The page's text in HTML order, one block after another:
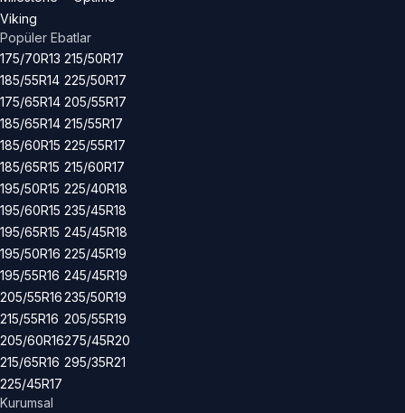
Viking
Popüler Ebatlar
175/70R13
185/55R14
175/65R14
185/65R14
185/60R15
185/65R15
195/50R15
195/60R15
195/65R15
195/50R16
195/55R16
205/55R16
215/55R16
205/60R16
215/65R16
225/45R17
215/50R17
225/50R17
205/55R17
215/55R17
225/55R17
215/60R17
225/40R18
235/45R18
245/45R18
225/45R19
245/45R19
235/50R19
205/55R19
275/45R20
295/35R21
Kurumsal